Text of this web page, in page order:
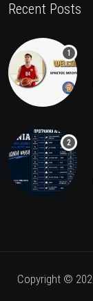
Recent Posts
Copyright ©